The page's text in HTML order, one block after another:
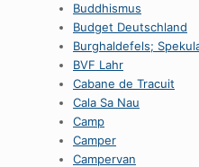
Buddhismus
Budget Deutschland
Burghaldefels;
BVF Lahr
Cabane de Tracuit
Cala Sa Nau
Camp
Camper
Campervan